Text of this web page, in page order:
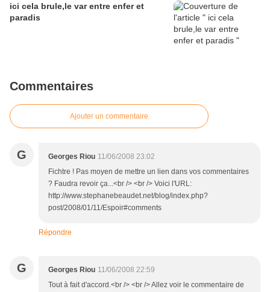
ici cela brule,le var entre enfer et
paradis
Commentaires
Ajouter un commentaire
G Georges Riou 11/06/2008 23:02
Fichtre ! Pas moyen de mettre un lien dans vos commentaires
? Faudra revoir ça...<br /> <br /> Voici l'URL:
http://www.stephanebeaudet.net/blog/index.php?
post/2008/01/11/Espoir#comments
Répondre
G Georges Riou 11/06/2008 22:59
Tout à fait d'accord.<br /> <br /> Allez voir le commentaire de